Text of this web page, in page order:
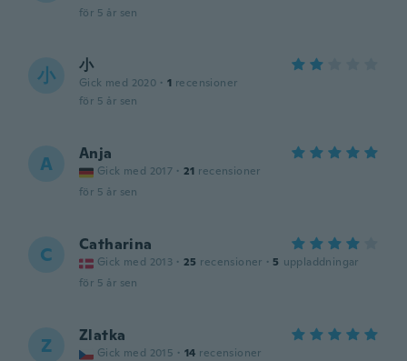
för 5 år sen
小 小
Gick med 2020 · 1 recensioner
för 5 år sen
A Anja
Gick med 2017 · 21 recensioner
för 5 år sen
C Catharina
Gick med 2013 · 25 recensioner · 5 uppladdningar
för 5 år sen
Z Zlatka
Gick med 2015 · 14 recensioner